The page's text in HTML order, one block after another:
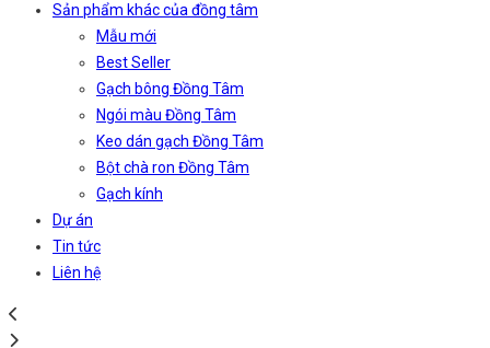
Sản phẩm khác của đồng tâm
Mẫu mới
Best Seller
Gạch bông Đồng Tâm
Ngói màu Đồng Tâm
Keo dán gạch Đồng Tâm
Bột chà ron Đồng Tâm
Gạch kính
Dự án
Tin tức
Liên hệ